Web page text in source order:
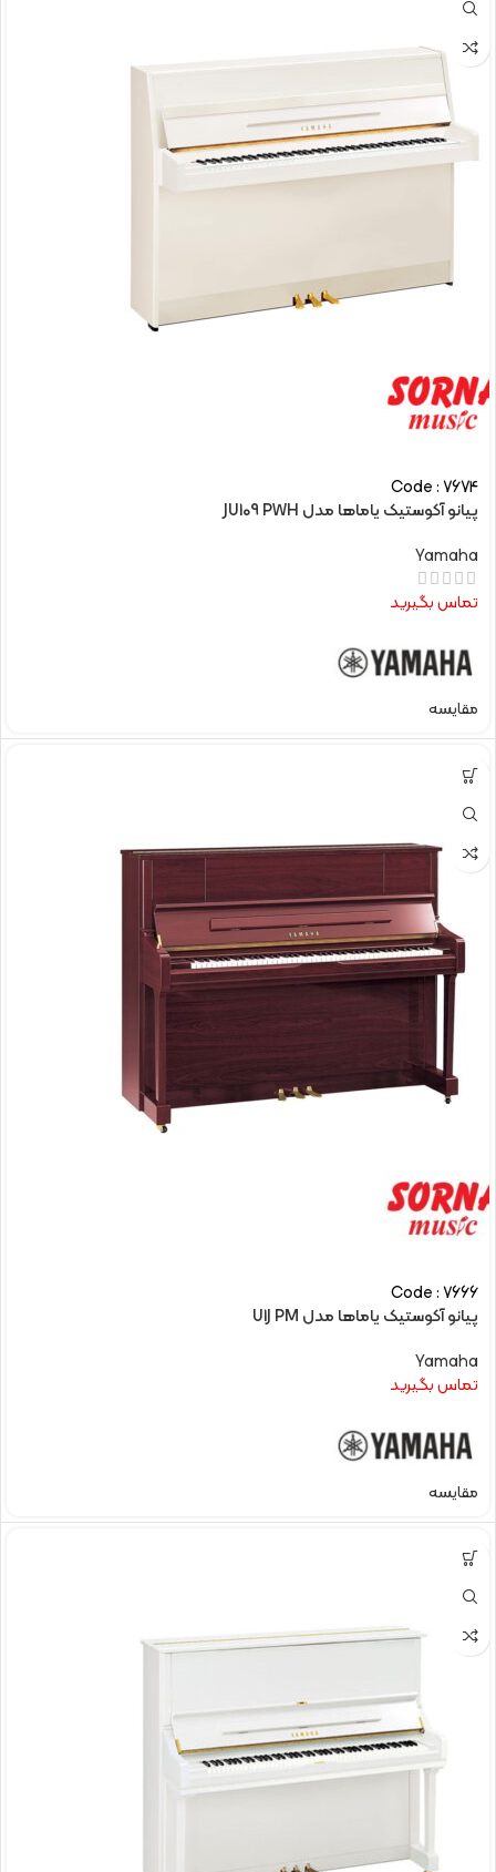
Code : 7674
پیانو آکوستیک یاماها مدل JU109 PWH
Yamaha
تماس بگیرید
مقایسه
Code : 7666
پیانو آکوستیک یاماها مدل U1J PM
Yamaha
تماس بگیرید
مقایسه